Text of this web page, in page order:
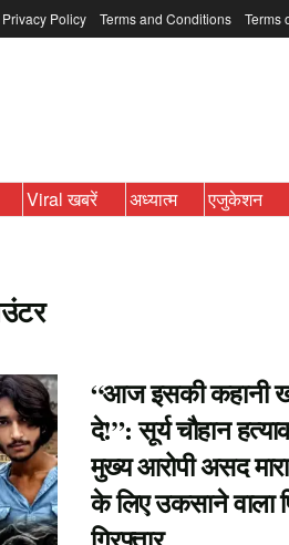
Privacy Policy Terms and Conditions Terms
Viral खबरें अध्यात्म एजुकेशन
“आज इसकी कहानी
दे!”: सूर्य चौहान
मुख्य आरोपी असद
के लिए उकसाने वाला